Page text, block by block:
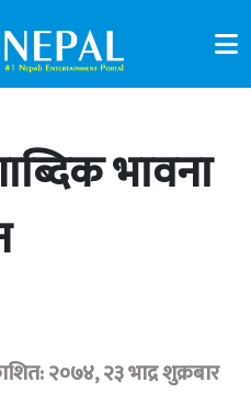
भावना
२०७४, २३ भाद्र शुक्रबार